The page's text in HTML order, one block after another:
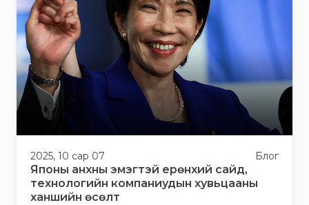
2025, 10 сар 07 Блог
Японы анхны эмэгтэй ерөнхий сайд,
технологийн компаниудын хувьцааны
ханшийн өсөлт